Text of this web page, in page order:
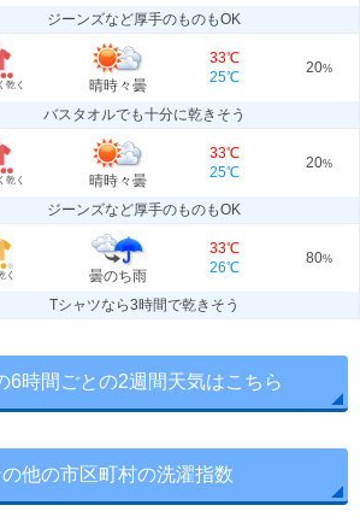
ジーンズなど厚手のものもOK
乾く 晴時々曇
33℃
25℃
20%
バスタオルでも十分に乾きそう
乾く 晴時々曇
33℃
25℃
20%
ジーンズなど厚手のものもOK
く 曇のち雨
33℃
26℃
80%
Tシャツなら3時間で乾きそう
6時間ごとの2週間天気はこちら
の他の市区町村の洗濯指数